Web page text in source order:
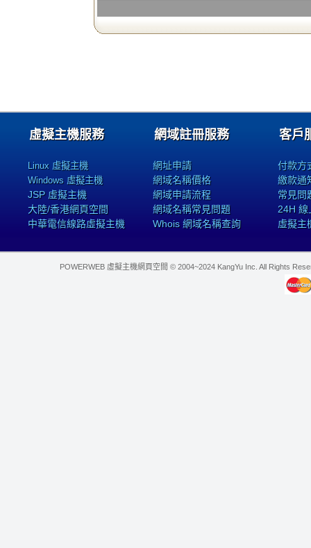
虛擬主機服務
Linux 虛擬主機
Windows 虛擬主機
JSP 虛擬主機
大陸/香港網頁空間
中華電信線路虛擬主機
網域註冊服務
網址申請
網域名稱價格
網域申請流程
網域名稱常見問題
Whois 網域名稱查詢
客戶
付款方
繳款通
常見問
24H 線
虛擬主
POWERWEB 虛擬主機網頁空間 © 2004~2024 KangYu Inc. All Rights